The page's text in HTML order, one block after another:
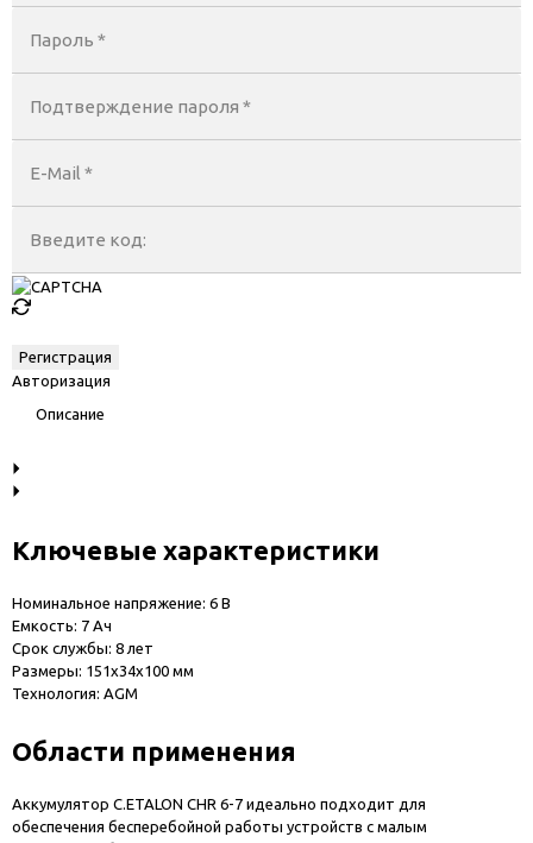
Пароль *
Подтверждение пароля *
E-Mail *
Введите код:
Авторизация
Описание
Ключевые характеристики
Номинальное напряжение: 6 В
Емкость: 7 Ач
Срок службы: 8 лет
Размеры: 151x34x100 мм
Технология: AGM
Области применения
Аккумулятор C.ETALON CHR 6-7 идеально подходит для
обеспечения бесперебойной работы устройств с малым